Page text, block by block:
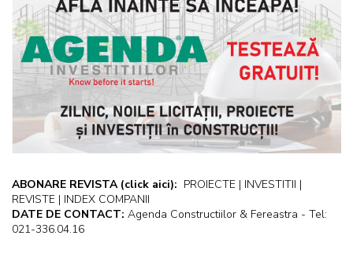
ABONARE REVISTA (click aici): PROIECTE | INVESTITII |
REVISTE | INDEX COMPANII
DATE DE CONTACT: Agenda Constructiilor & Fereastra - Tel:
021-336.04.16